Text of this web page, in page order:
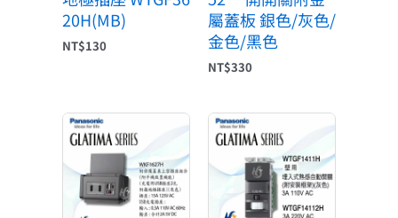
20H(MB)
NT$130
屬蓋板 銀色/灰色/
金色/黑色
NT$330
價
範
圍：
NT$2,650